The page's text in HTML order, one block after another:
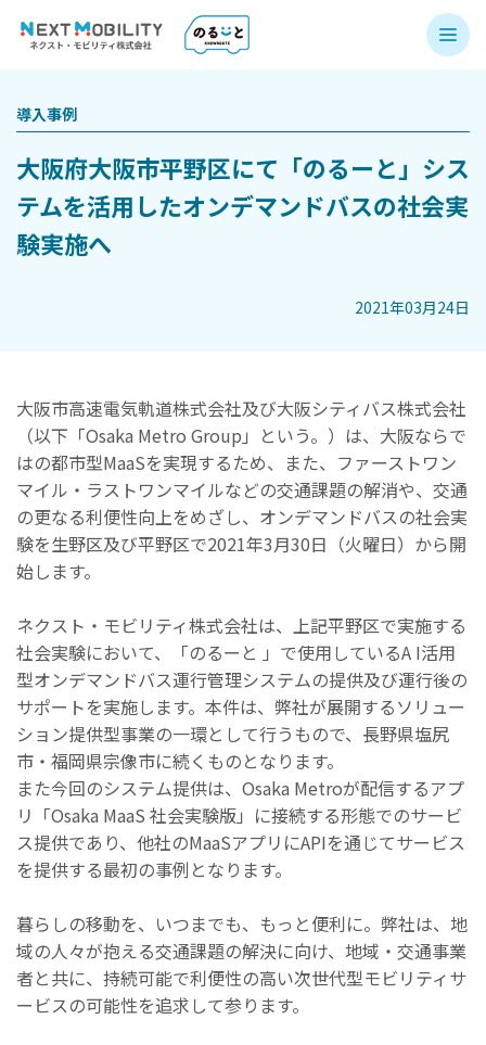
導入事例
大阪府大阪市平野区にて「のるーと」シス
テムを活用したオンデマンドバスの社会実
験実施へ
2021年03月24日
大阪市高速電気軌道株式会社及び大阪シティバス株式会社
（以下「Osaka Metro Group」という。）は、大阪ならで
はの都市型MaaSを実現するため、また、ファーストワン
マイル・ラストワンマイルなどの交通課題の解消や、交通
の更なる利便性向上をめざし、オンデマンドバスの社会実
験を生野区及び平野区で2021年3月30日（火曜日）から開
始します。
ネクスト・モビリティ株式会社は、上記平野区で実施する
社会実験において、「のるーと 」で使用しているA I活用
型オンデマンドバス運行管理システムの提供及び運行後の
サポートを実施します。本件は、弊社が展開するソリュー
ション提供型事業の一環として行うもので、長野県塩尻
市・福岡県宗像市に続くものとなります。
また今回のシステム提供は、Osaka Metroが配信するアプ
リ「Osaka MaaS 社会実験版」に接続する形態でのサービ
ス提供であり、他社のMaaSアプリにAPIを通じてサービス
を提供する最初の事例となります。
暮らしの移動を、いつまでも、もっと便利に。弊社は、地
域の人々が抱える交通課題の解決に向け、地域・交通事業
者と共に、持続可能で利便性の高い次世代型モビリティサ
ービスの可能性を追求して参ります。